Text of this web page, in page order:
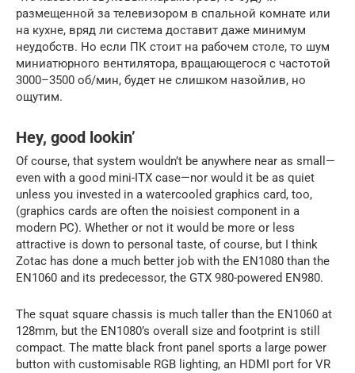
размещенной за телевизором в спальной комнате или
на кухне, вряд ли система доставит даже минимум
неудобств. Но если ПК стоит на рабочем столе, то шум
миниатюрного вентилятора, вращающегося с частотой
3000–3500 об/мин, будет не слишком назойлив, но
ощутим.
Hey, good lookin’
Of course, that system wouldn’t be anywhere near as small—
even with a good mini-ITX case—nor would it be as quiet
unless you invested in a watercooled graphics card, too,
(graphics cards are often the noisiest component in a
modern PC). Whether or not it would be more or less
attractive is down to personal taste, of course, but I think
Zotac has done a much better job with the EN1080 than the
EN1060 and its predecessor, the GTX 980-powered EN980.
The squat square chassis is much taller than the EN1060 at
128mm, but the EN1080’s overall size and footprint is still
compact. The matte black front panel sports a large power
button with customisable RGB lighting, an HDMI port for VR